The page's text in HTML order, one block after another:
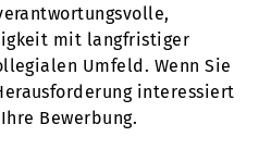
mit langfristiger
Umfeld. Wenn Sie
interessiert
Bewerbung.